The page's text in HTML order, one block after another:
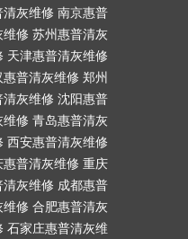
灰维修 南京惠普
修 苏州惠普清灰
天津惠普清灰维修
惠普清灰维修 郑州
灰维修 沈阳惠普
修 青岛惠普清灰
西安惠普清灰维修
惠普清灰维修 重庆
灰维修 成都惠普
维修 合肥惠普清灰
石家庄惠普清灰维